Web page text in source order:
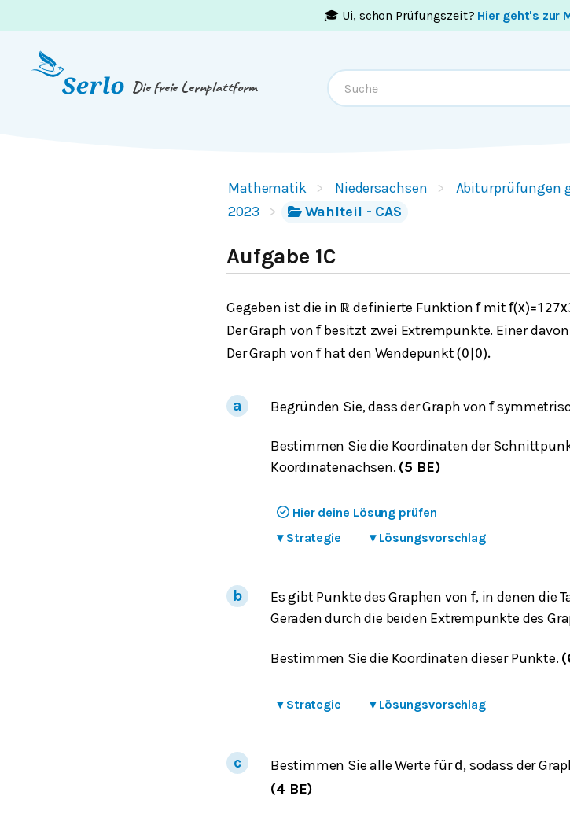
🎓 Ui, schon Prüfungszeit? Hier geht's zur
Die freie Lernplattform
Mathematik Niedersachsen
Abiturprüfungen
2023
Wahlteil - CAS
Aufgabe 1C
Gegeben ist die in ℝ definierte Funktionfmitf(x)=1 27x
Der Graph vonfbesitzt zwei Extrempunkte. Einer
Der Graph vonfhat den Wendepunkt(0 0).
Begründen Sie, dass der Graph vonf
Bestimmen Sie die Koordinaten der
Koordinatenachsen. (5 BE)
Hier deine Lösung prüfen
▾ Strategie ▾ Lösungsvorschlag
Es gibt Punkte des Graphen vonf, in denen die
Geraden durch die beiden Extrempunkte des
Bestimmen Sie die Koordinaten dieser Punkte.
▾ Strategie ▾ Lösungsvorschlag
Bestimmen Sie alle Werte fürd , sodass der
(4 BE)